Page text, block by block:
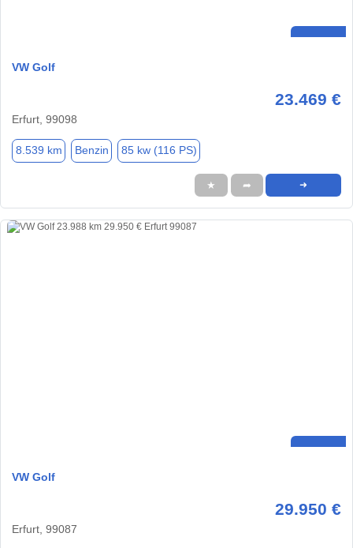
VW Golf
23.469 €
Erfurt, 99098
8.539 km Benzin 85 kw (116 PS)
★ ➦ ➜
VW Golf
29.950 €
Erfurt, 99087